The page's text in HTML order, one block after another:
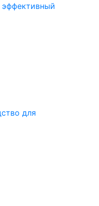
эффективный
для